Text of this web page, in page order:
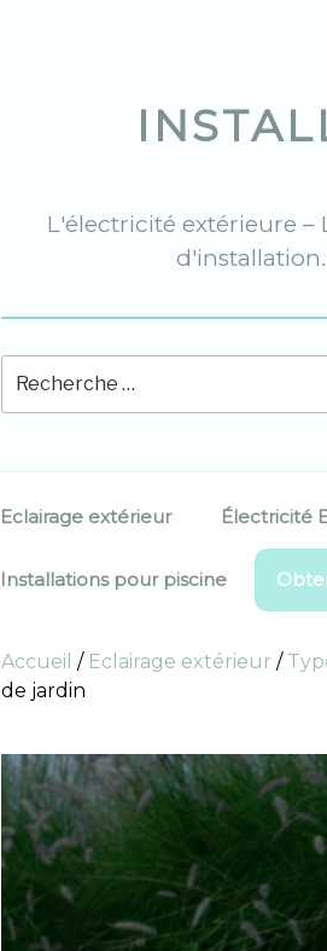
L'électricité extérieure –
Eclairage extérieur Électricité
Installations pour piscine
Accueil / Eclairage extérieur /
de jardin